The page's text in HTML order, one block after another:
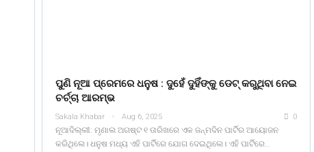
ପୁଣି ନୂଆ ପ୍ରେମରେ ଧନୁଷ : ଦୁହେଁ ଦୁହିଁଙ୍କୁ ଡେଟ୍ କରୁଥିବା ନେଇ
ଚର୍ଚ୍ଚା ଆରମ୍ଭ
Sakala Khabar Aug 6, 2025 0
ନୂଆଦିଲ୍ଲୀ: ମୃଣାଲ ଅଗଷ୍ଟ ୧ ତାରିଖରେ ଏକ ଜନ୍ମଦିନ ପାର୍ଟିର ଆୟୋଜନ
କରିଥିଲେ। ଧନୁଷ ମଧ୍ୟ ଏହି ପାର୍ଟିରେ ଯୋଗ ଦେଇଥିଲେ। ଏହି ପାର୍ଟିରେ…